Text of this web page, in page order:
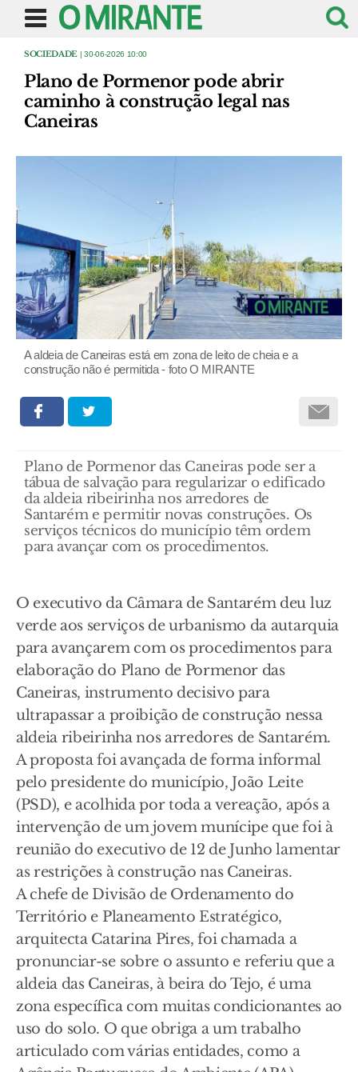
SOCIEDADE | 30-06-2026 10:00
Plano de Pormenor pode abrir
caminho à construção legal nas
Caneiras
A aldeia de Caneiras está em zona de leito de cheia e a
construção não é permitida - foto O MIRANTE
Plano de Pormenor das Caneiras pode ser a
tábua de salvação para regularizar o edificado
da aldeia ribeirinha nos arredores de
Santarém e permitir novas construções. Os
serviços técnicos do município têm ordem
para avançar com os procedimentos.
O executivo da Câmara de Santarém deu luz
verde aos serviços de urbanismo da autarquia
para avançarem com os procedimentos para
elaboração do Plano de Pormenor das
Caneiras, instrumento decisivo para
ultrapassar a proibição de construção nessa
aldeia ribeirinha nos arredores de Santarém.
A proposta foi avançada de forma informal
pelo presidente do município, João Leite
(PSD), e acolhida por toda a vereação, após a
intervenção de um jovem munícipe que foi à
reunião do executivo de 12 de Junho lamentar
as restrições à construção nas Caneiras.
A chefe de Divisão de Ordenamento do
Território e Planeamento Estratégico,
arquitecta Catarina Pires, foi chamada a
pronunciar-se sobre o assunto e referiu que a
aldeia das Caneiras, à beira do Tejo, é uma
zona específica com muitas condicionantes ao
uso do solo. O que obriga a um trabalho
articulado com várias entidades, como a